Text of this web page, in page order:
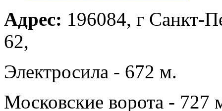
Адрес: 196084, г Санкт-
62,
Электросила - 672 м.
Московские ворота - 727